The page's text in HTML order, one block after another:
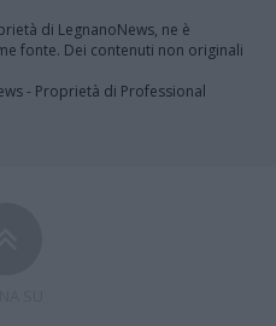
di LegnanoNews, ne è
fonte. Dei contenuti non originali
- Proprietà di Professional